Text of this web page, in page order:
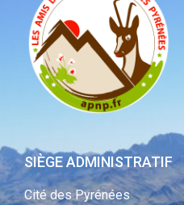
SIÈGE ADMINISTRATIF
Cité des Pyrénées